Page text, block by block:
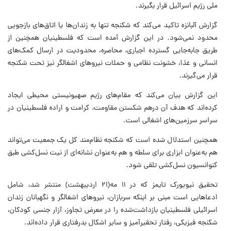
ملی رژیم اسرائیل قرار بگیرند.
گزارش آلبانزه تاکید می‌کند که شکنجه تنها به زندان‌ها یا اتاق‌های بازجویی
محدود نمی‌شود. در این گزارش آمده است که فلسطینیان همچنین از
طریق جابه‌جایی گسترده اجباری، محاصره، محدودیت در ارسال کمک‌های
انسانی و غذا، خشونت نظامی و حملات نیروهای اشغالگر نیز تحت شکنجه
قرار می‌گیرند.
این گزارش بیان می‌کند که مقام‌های رژیم صهیونیستی محیطی ایجاد
کرده‌اند که هدف آن درهم شکستن مقاومت، کرامت و اراده فلسطینیان در
سراسر سرزمین‌های اشغالی است.
همچنین استدلال شده است که شکنجه نظام‌مند کل یک جمعیت می‌تواند
هم به‌عنوان ابزاری برای سلطه و هم به‌عنوان نشانه‌ای از نیت نسل‌کشی طبق
کنوانسیون نسل‌کشی تلقی شود.
تحقیق نیویورک تایمز که در ۱۱ مه(۲۱ اردیبهشت) منتشر شد، شامل
ادعاهایی است مبنی بر اینکه سربازان، نیروهای اشغالگر و نگهبانان زندان
اسرائیلی فلسطینیان بازداشت‌شده را در معرض تجاوز، آزار جنسی کودکان،
شکنجه فیزیکی، رفتار تحقیرآمیز و سایر اشکال بدرفتاری قرار داده‌اند.